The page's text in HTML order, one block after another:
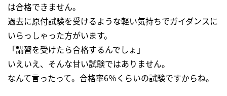
は合格できません。
過去に原付試験を受けるような軽い気持ちでガイダンスに
いらっしゃった方がいます。
「講習を受けたら合格するんでしょ」
いえいえ、そんな甘い試験ではありません。
なんて言ったって。合格率6％くらいの試験ですからね。